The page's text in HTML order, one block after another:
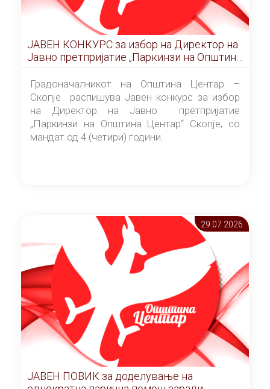
ЈАВЕН КОНКУРС за избор на Директор на
Јавно претпријатие „Паркинзи на Општина
Центар“ – Скопје
Градоначалникот на Општина Центар –
Скопје распишува Јавен конкурс за избор
на Директор на Јавно претпријатие
„Паркинзи на Општина Центар“ Скопје, со
мандат од 4 (четири) години.
29.07 2026
ЈАВЕН ПОВИК за доделување на